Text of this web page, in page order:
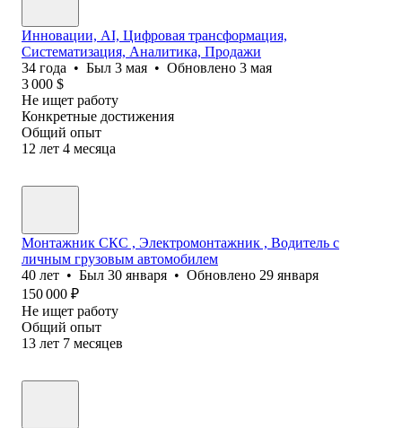
Инновации, AI, Цифровая трансформация,
Систематизация, Аналитика, Продажи
34 года • Был 3 мая • Обновлено 3 мая
3 000 $
Не ищет работу
Конкретные достижения
Общий опыт
12 лет 4 месяца
Монтажник СКС , Электромонтажник , Водитель с
личным грузовым автомобилем
40 лет • Был 30 января • Обновлено 29 января
150 000 ₽
Не ищет работу
Общий опыт
13 лет 7 месяцев